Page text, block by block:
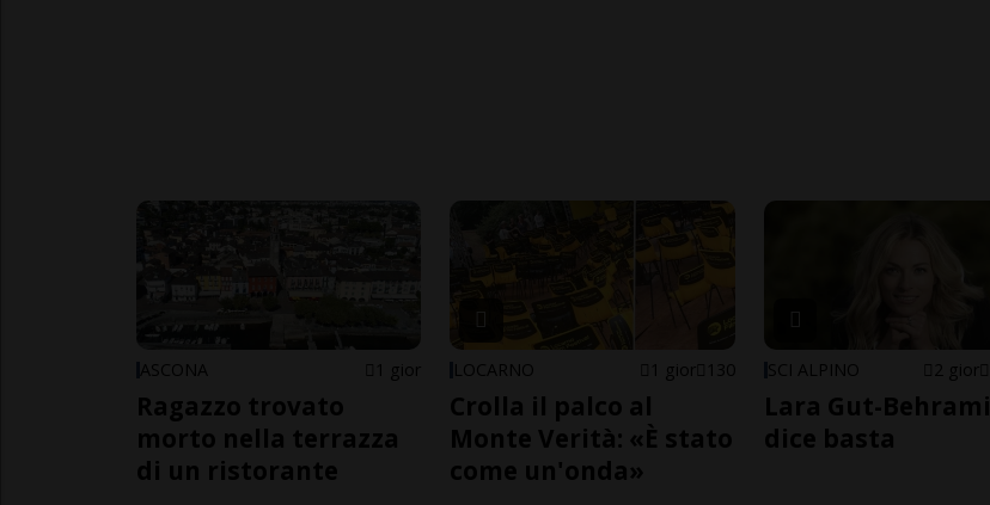
ASCONA 1 gior
Ragazzo trovato
morto nella terrazza
di un ristorante
LOCARNO 1 gior 130
Crolla il palco al
Monte Verità: «È stato
come un'onda»
SCI ALPINO 2 gior
Lara Gut-Behrami
dice basta